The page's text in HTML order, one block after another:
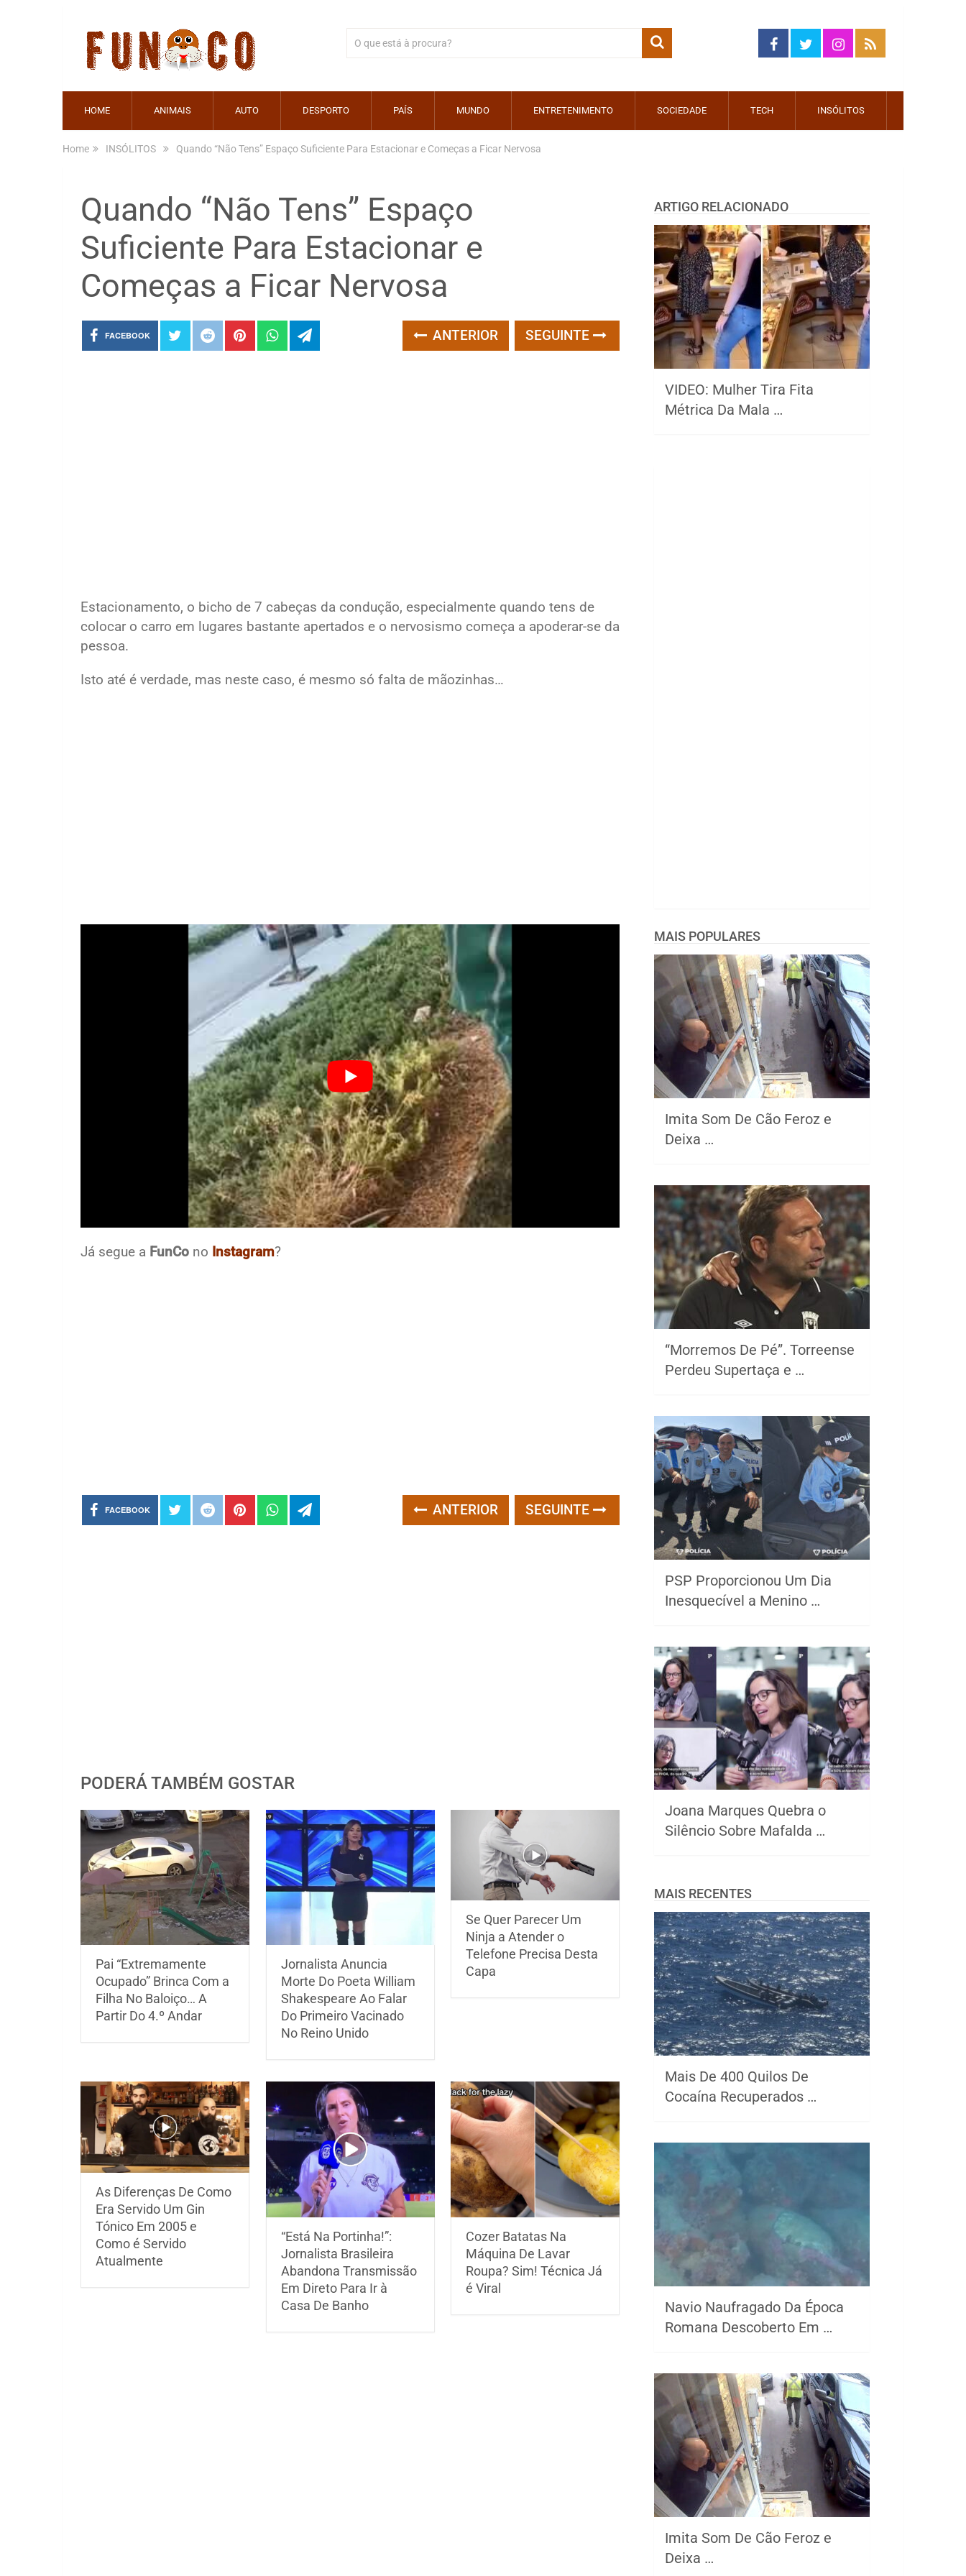
HOME ANIMAIS AUTO DESPORTO PAÍS MUNDO ENTRETENIMENTO SOCIEDADE TECH INSÓLITOS
Home INSÓLITOS Quando “Não Tens” Espaço Suficiente Para Estacionar e Começas a Ficar Nervosa
Quando “Não Tens” Espaço
Suficiente Para Estacionar e
Começas a Ficar Nervosa
FACEBOOK ANTERIOR SEGUINTE
Estacionamento, o bicho de 7 cabeças da condução, especialmente quando tens de
colocar o carro em lugares bastante apertados e o nervosismo começa a apoderar-se da
pessoa.
Isto até é verdade, mas neste caso, é mesmo só falta de mãozinhas…
Já segue a FunCo no Instagram?
FACEBOOK ANTERIOR SEGUINTE
PODERÁ TAMBÉM GOSTAR
Pai “Extremamente
Ocupado” Brinca Com a
Filha No Baloiço… A
Partir Do 4.º Andar
Jornalista Anuncia
Morte Do Poeta William
Shakespeare Ao Falar
Do Primeiro Vacinado
No Reino Unido
Se Quer Parecer Um
Ninja a Atender o
Telefone Precisa Desta
Capa
As Diferenças De Como
Era Servido Um Gin
Tónico Em 2005 e
Como é Servido
Atualmente
“Está Na Portinha!”:
Jornalista Brasileira
Abandona Transmissão
Em Direto Para Ir à
Casa De Banho
Cozer Batatas Na
Máquina De Lavar
Roupa? Sim! Técnica Já
é Viral
ARTIGO RELACIONADO
VIDEO: Mulher Tira Fita
Métrica Da Mala …
MAIS POPULARES
Imita Som De Cão Feroz e
Deixa …
“Morremos De Pé”. Torreense
Perdeu Supertaça e …
PSP Proporcionou Um Dia
Inesquecível a Menino …
Joana Marques Quebra o
Silêncio Sobre Mafalda …
MAIS RECENTES
Mais De 400 Quilos De
Cocaína Recuperados …
Navio Naufragado Da Época
Romana Descoberto Em …
Imita Som De Cão Feroz e
Deixa …